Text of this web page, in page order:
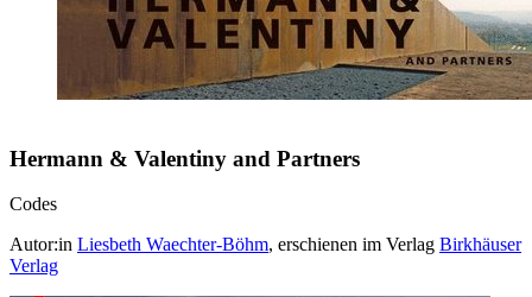
Hermann & Valentiny and Partners
Codes
Autor:in Liesbeth Waechter-Böhm, erschienen im Verlag Birkhäuser
Verlag